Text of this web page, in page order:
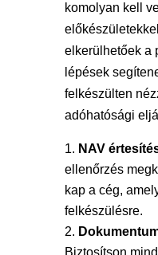
komolyan kell
elkerülhetőek a
lépések
felkészülten
adóhatósági
NAV
ellenőrzés
kap a cég,
felkészülésre.